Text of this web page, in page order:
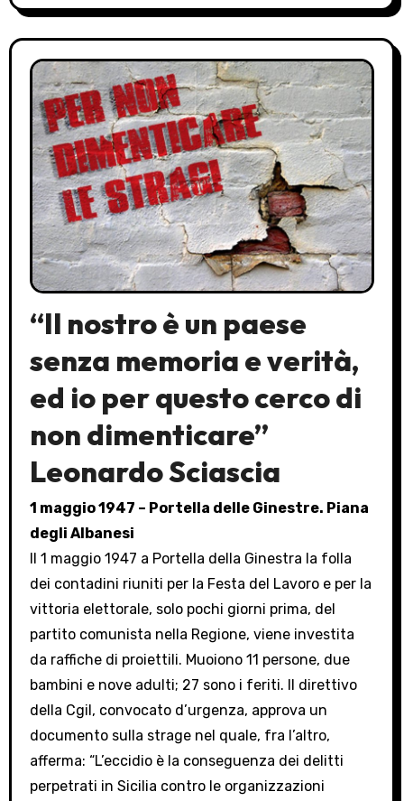
“Il nostro è un paese
senza memoria e verità,
ed io per questo cerco di
non dimenticare”
Leonardo Sciascia
1 maggio 1947 – Portella delle Ginestre. Piana
degli Albanesi
Il 1 maggio 1947 a Portella della Ginestra la folla
dei contadini riuniti per la Festa del Lavoro e per la
vittoria elettorale, solo pochi giorni prima, del
partito comunista nella Regione, viene investita
da raffiche di proiettili. Muoiono 11 persone, due
bambini e nove adulti; 27 sono i feriti. Il direttivo
della Cgil, convocato d’urgenza, approva un
documento sulla strage nel quale, fra l’altro,
afferma: “L’eccidio è la conseguenza dei delitti
perpetrati in Sicilia contro le organizzazioni